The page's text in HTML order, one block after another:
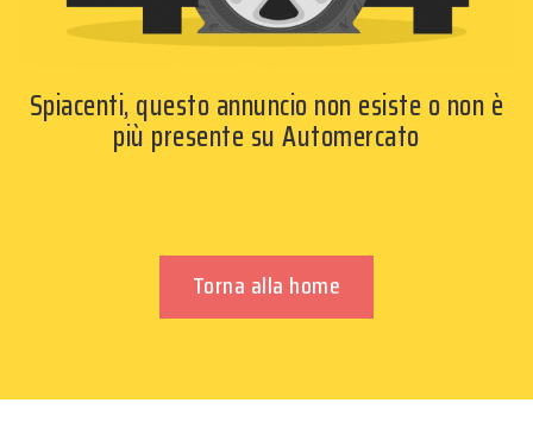
Spiacenti, questo annuncio non esiste o non è
più presente su Automercato
Torna alla home